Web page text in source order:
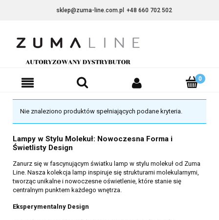
sklep@zuma-line.com.pl +48 660 702 502
Nie znaleziono produktów spełniających podane kryteria.
Lampy w Stylu Molekuł: Nowoczesna Forma i
Świetlisty Design
Zanurz się w fascynującym światku lamp w stylu molekuł od Zuma
Line. Nasza kolekcja lamp inspiruje się strukturami molekularnymi,
tworząc unikalne i nowoczesne oświetlenie, które stanie się
centralnym punktem każdego wnętrza.
Eksperymentalny Design